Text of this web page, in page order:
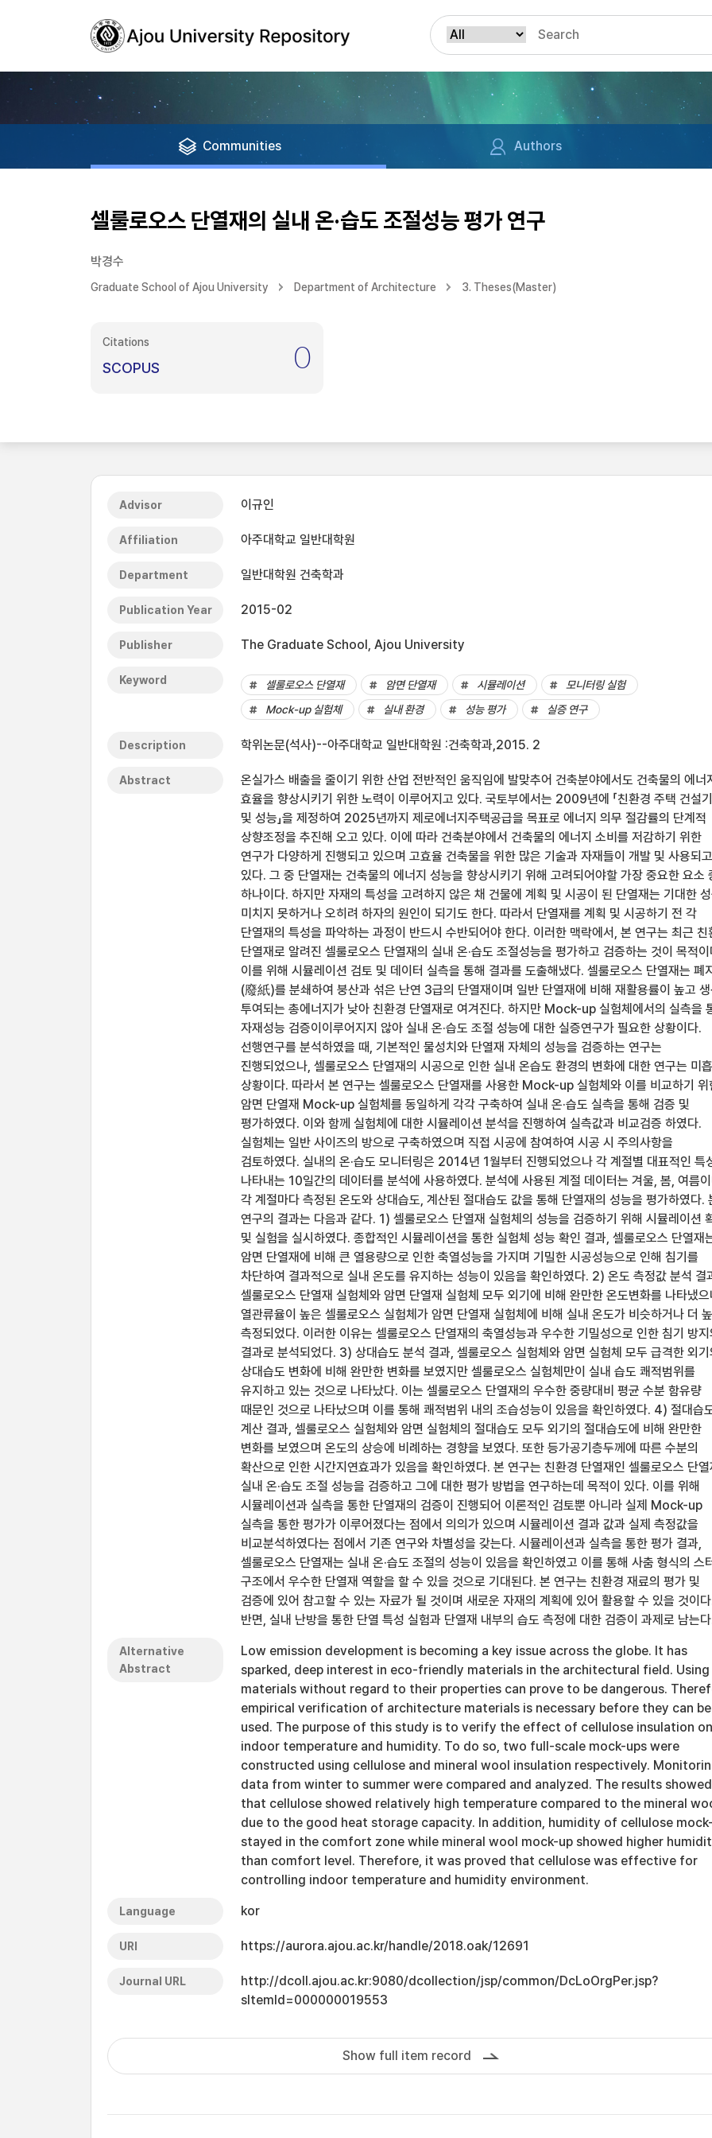
Communities Authors
셀룰로오스 단열재의 실내 온·습도 조절성능 평가 연구
박경수
Graduate School of Ajou University Department of Architecture 3. Theses(Master)
Citations
SCOPUS 0
Advisor 이규인
Affiliation 아주대학교 일반대학원
Department 일반대학원 건축학과
Publication Year 2015-02
Publisher The Graduate School, Ajou University
Keyword 셀룰로오스 단열재 암면 단열재 시뮬레이션
모니터링 실험
Mock-up 실험체
실내 환경 성능 평가 실증 연구
Description 학위논문(석사)--아주대학교 일반대학원 :건축학과,2015. 2
Abstract
온실가스 배출을 줄이기 위한 산업 전반적인 움직임에 발맞추어 건축분야에서도 건축물의 에너
효율을 향상시키기 위한 노력이 이루어지고 있다. 국토부에서는 2009년에 「친환경 주택 건설
및 성능」을 제정하여 2025년까지 제로에너지주택공급을 목표로 에너지 의무 절감률의 단계적
상향조정을 추진해 오고 있다. 이에 따라 건축분야에서 건축물의 에너지 소비를 저감하기 위한
연구가 다양하게 진행되고 있으며 고효율 건축물을 위한 많은 기술과 자재들이 개발 및 사용되고
있다. 그 중 단열재는 건축물의 에너지 성능을 향상시키기 위해 고려되어야할 가장 중요한 요소
하나이다. 하지만 자재의 특성을 고려하지 않은 채 건물에 계획 및 시공이 된 단열재는 기대한 성
미치지 못하거나 오히려 하자의 원인이 되기도 한다. 따라서 단열재를 계획 및 시공하기 전 각
단열재의 특성을 파악하는 과정이 반드시 수반되어야 한다. 이러한 맥락에서, 본 연구는 최근 친
단열재로 알려진 셀룰로오스 단열재의 실내 온·습도 조절성능을 평가하고 검증하는 것이 목적이
이를 위해 시뮬레이션 검토 및 데이터 실측을 통해 결과를 도출해냈다. 셀룰로오스 단열재는 폐지
(廢紙)를 분쇄하여 붕산과 섞은 난연 3급의 단열재이며 일반 단열재에 비해 재활용률이 높고 생
투여되는 총에너지가 낮아 친환경 단열재로 여겨진다. 하지만 Mock-up 실험체에서의 실측을
자재성능 검증이이루어지지 않아 실내 온·습도 조절 성능에 대한 실증연구가 필요한 상황이다.
선행연구를 분석하였을 때, 기본적인 물성치와 단열재 자체의 성능을 검증하는 연구는
진행되었으나, 셀룰로오스 단열재의 시공으로 인한 실내 온습도 환경의 변화에 대한 연구는 미
상황이다. 따라서 본 연구는 셀룰로오스 단열재를 사용한 Mock-up 실험체와 이를 비교하기 위
암면 단열재 Mock-up 실험체를 동일하게 각각 구축하여 실내 온·습도 실측을 통해 검증 및
평가하였다. 이와 함께 실험체에 대한 시뮬레이션 분석을 진행하여 실측값과 비교검증 하였다.
실험체는 일반 사이즈의 방으로 구축하였으며 직접 시공에 참여하여 시공 시 주의사항을
검토하였다. 실내의 온·습도 모니터링은 2014년 1월부터 진행되었으나 각 계절별 대표적인 특
나타내는 10일간의 데이터를 분석에 사용하였다. 분석에 사용된 계절 데이터는 겨울, 봄, 여름이
각 계절마다 측정된 온도와 상대습도, 계산된 절대습도 값을 통해 단열재의 성능을 평가하였다.
연구의 결과는 다음과 같다. 1) 셀룰로오스 단열재 실험체의 성능을 검증하기 위해 시뮬레이션
및 실험을 실시하였다. 종합적인 시뮬레이션을 통한 실험체 성능 확인 결과, 셀룰로오스 단열재
암면 단열재에 비해 큰 열용량으로 인한 축열성능을 가지며 기밀한 시공성능으로 인해 침기를
차단하여 결과적으로 실내 온도를 유지하는 성능이 있음을 확인하였다. 2) 온도 측정값 분석 결
셀룰로오스 단열재 실험체와 암면 단열재 실험체 모두 외기에 비해 완만한 온도변화를 나타냈
열관류율이 높은 셀룰로오스 실험체가 암면 단열재 실험체에 비해 실내 온도가 비슷하거나 더
측정되었다. 이러한 이유는 셀룰로오스 단열재의 축열성능과 우수한 기밀성으로 인한 침기 방지
결과로 분석되었다. 3) 상대습도 분석 결과, 셀룰로오스 실험체와 암면 실험체 모두 급격한 외기
상대습도 변화에 비해 완만한 변화를 보였지만 셀룰로오스 실험체만이 실내 습도 쾌적범위를
유지하고 있는 것으로 나타났다. 이는 셀룰로오스 단열재의 우수한 중량대비 평균 수분 함유량
때문인 것으로 나타났으며 이를 통해 쾌적범위 내의 조습성능이 있음을 확인하였다. 4) 절대습
계산 결과, 셀룰로오스 실험체와 암면 실험체의 절대습도 모두 외기의 절대습도에 비해 완만한
변화를 보였으며 온도의 상승에 비례하는 경향을 보였다. 또한 등가공기층두께에 따른 수분의
확산으로 인한 시간지연효과가 있음을 확인하였다. 본 연구는 친환경 단열재인 셀룰로오스 단열
실내 온·습도 조절 성능을 검증하고 그에 대한 평가 방법을 연구하는데 목적이 있다. 이를 위해
시뮬레이션과 실측을 통한 단열재의 검증이 진행되어 이론적인 검토뿐 아니라 실제 Mock-up
실측을 통한 평가가 이루어졌다는 점에서 의의가 있으며 시뮬레이션 결과 값과 실제 측정값을
비교분석하였다는 점에서 기존 연구와 차별성을 갖는다. 시뮬레이션과 실측을 통한 평가 결과,
셀룰로오스 단열재는 실내 온·습도 조절의 성능이 있음을 확인하였고 이를 통해 사춤 형식의 스
구조에서 우수한 단열재 역할을 할 수 있을 것으로 기대된다. 본 연구는 친환경 재료의 평가 및
검증에 있어 참고할 수 있는 자료가 될 것이며 새로운 자재의 계획에 있어 활용할 수 있을 것이
반면, 실내 난방을 통한 단열 특성 실험과 단열재 내부의 습도 측정에 대한 검증이 과제로 남는
Alternative
Abstract
Low emission development is becoming a key issue across the globe. It has
sparked, deep interest in eco-friendly materials in the architectural field. Using
materials without regard to their properties can prove to be dangerous.
empirical verification of architecture materials is necessary before they can be
used. The purpose of this study is to verify the effect of cellulose insulation on
indoor temperature and humidity. To do so, two full-scale mock-ups were
constructed using cellulose and mineral wool insulation respectively.
data from winter to summer were compared and analyzed. The results showed
that cellulose showed relatively high temperature compared to the mineral
due to the good heat storage capacity. In addition, humidity of cellulose
stayed in the comfort zone while mineral wool mock-up showed higher
than comfort level. Therefore, it was proved that cellulose was effective for
controlling indoor temperature and humidity environment.
Language kor
URI https://aurora.ajou.ac.kr/handle/2018.oak/12691
Journal URL
http://dcoll.ajou.ac.kr:9080/dcollection/jsp/common/DcLoOrgPer.jsp?
sItemId=000000019553
Show full item record